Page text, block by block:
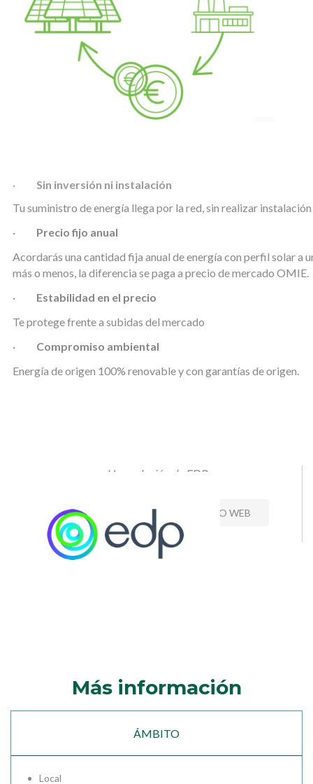
· Sin inversión ni instalación
Tu suministro de energía llega por la red, sin realizar
· Precio fijo anual
Acordarás una cantidad fija anual de energía con perfil solar a
más o menos, la diferencia se paga a precio de mercado OMIE.
· Estabilidad en el precio
Te protege frente a subidas del mercado
· Compromiso ambiental
Energía de origen 100% renovable y con garantías de origen.
Una solución de EDP
CONTACTO VISITAR SITIO WEB
Más información
ÁMBITO
Local